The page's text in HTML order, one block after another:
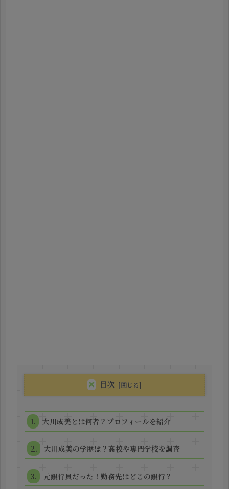
目次
大川成美とは何者？プロフィールを紹介
大川成美の学歴は？高校や専門学校を調査
元銀行員だった！勤務先はどこの銀行？